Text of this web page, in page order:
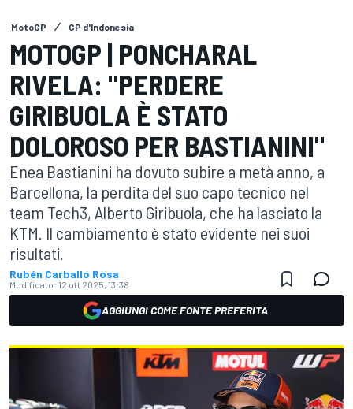
MotoGP GP d'Indonesia
MOTOGP | PONCHARAL
RIVELA: "PERDERE
GIRIBUOLA È STATO
DOLOROSO PER BASTIANINI"
Enea Bastianini ha dovuto subire a metà anno, a
Barcellona, la perdita del suo capo tecnico nel
team Tech3, Alberto Giribuola, che ha lasciato la
KTM. Il cambiamento è stato evidente nei suoi
risultati.
Rubén Carballo Rosa
Modificato: 12 ott 2025, 13:38
AGGIUNGI COME FONTE PREFERITA